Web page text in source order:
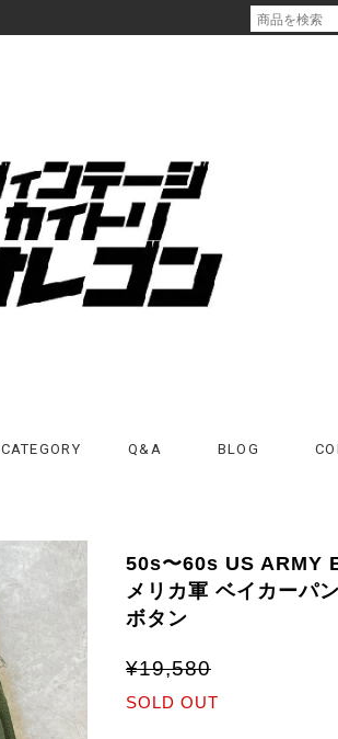
CATEGORY Q&A BLOG
50s〜60s US ARMY
メリカ軍 ベイカーパ
ボタン
¥19,580
SOLD OUT